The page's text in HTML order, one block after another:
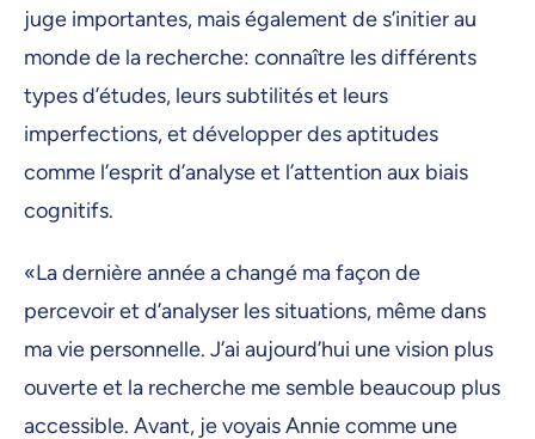
juge importantes, mais également de s’initier au
monde de la recherche: connaître les différents
types d’études, leurs subtilités et leurs
imperfections, et développer des aptitudes
comme l’esprit d’analyse et l’attention aux biais
cognitifs.
«La dernière année a changé ma façon de
percevoir et d’analyser les situations, même dans
ma vie personnelle. J’ai aujourd’hui une vision plus
ouverte et la recherche me semble beaucoup plus
accessible. Avant, je voyais Annie comme une